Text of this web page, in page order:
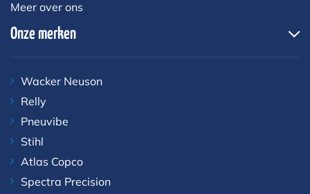
Meer over ons
Onze merken
Wacker Neuson
Relly
Pneuvibe
Stihl
Atlas Copco
Spectra Precision